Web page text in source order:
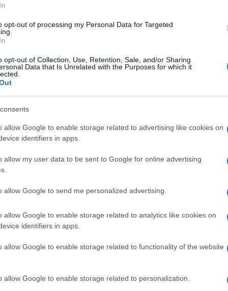
opt-out of processing my Personal Data for Targeted
opt-out of Collection, Use, Retention, Sale, and/or Sharing
Data that Is Unrelated with the Purposes for which it
allow Google to enable storage related to advertising like cookies on
identifiers in apps.
allow my user data to be sent to Google for online advertising
allow Google to send me personalized advertising.
allow Google to enable storage related to analytics like cookies on
identifiers in apps.
allow Google to enable storage related to functionality of the website
allow Google to enable storage related to personalization.
tra il comitato regionale e il
Ovest, oltre al coinvolgimento attivo delle
Questa collaborazione è stata
credibile e sostenibile: dalla logistica
e di volontariato. L’iniziativa è
per tecnici, dirigenti e giovani atleti,
nel panorama nazionale della pallavolo
organizzativa